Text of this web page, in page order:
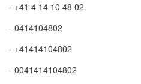
- +41 4 14 10 48 02
- 0414104802
- +41414104802
- 0041414104802